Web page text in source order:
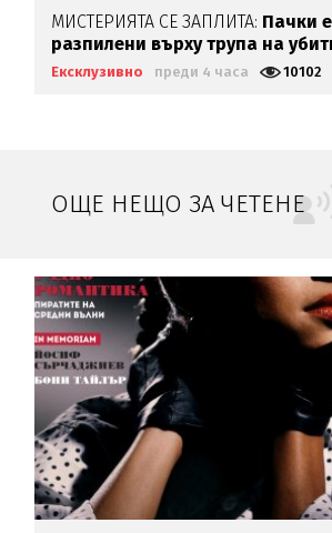
МИСТЕРИЯТА СЕ ЗАПЛИТА: Пачки
разпилени върху трупа на
Загатото
Ексклузивно преди 4 часа 10102
ОЩЕ НЕЩО ЗА ЧЕТЕНЕ